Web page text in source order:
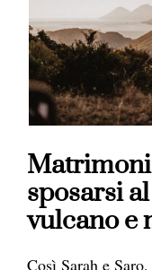
sposarsi
vulcano e
Così Sarah e